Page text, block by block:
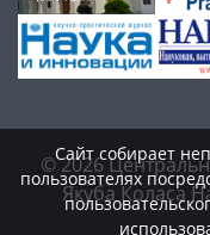
© 2026
Якуба Коласа
Сайт собирает
пользователях